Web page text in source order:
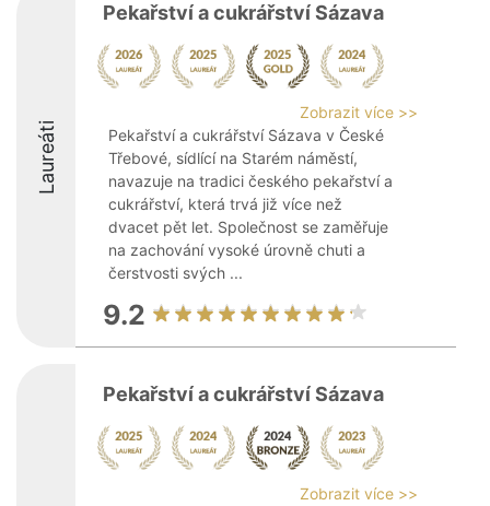
Laureáti
Pekařství a cukrářství Sázava
Zobrazit více >>
Pekařství a cukrářství Sázava v České
Třebové, sídlící na Starém náměstí,
navazuje na tradici českého pekařství a
cukrářství, která trvá již více než
dvacet pět let. Společnost se zaměřuje
na zachování vysoké úrovně chuti a
čerstvosti svých ...
9.2
Pekařství a cukrářství Sázava
Zobrazit více >>